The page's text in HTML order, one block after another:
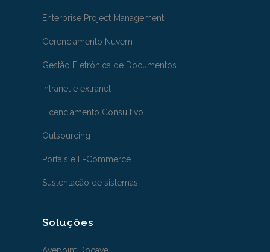
Enterprise Project Management
Gerenciamento Nuvem
Gestão Eletrônica de Documentos
Intranet e extranet
Licenciamento Consultivo
Outsourcing
Portais e E-Commerce
Sustentação de sistemas
Soluções